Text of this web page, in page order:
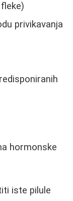
privikavanja
hormonske
iste pilule